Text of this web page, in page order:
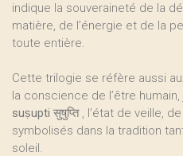
indique la souveraineté de la
matière, de l’énergie et de la
toute entière.
Cette trilogie se réfère aussi
la conscience de l’être humain,
suṣupti सुषुप्ति , l’état de veille,
symbolisés dans la tradition
soleil.